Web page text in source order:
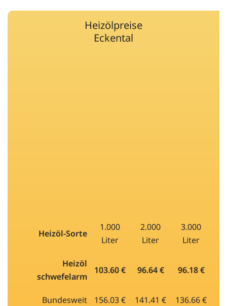
Heizölpreise
Eckental
Heizöl-Sorte
1.000
Liter
2.000
Liter
3.000
Liter
Heizöl
schwefelarm
103.60 € 96.64 € 96.18 €
Bundesweit 156.03 € 141.41 € 136.66 €